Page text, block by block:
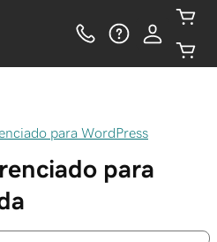
para WordPress
para